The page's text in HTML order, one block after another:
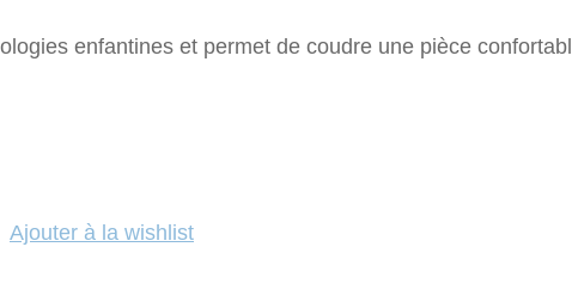
enfantines et permet de coudre une pièce
Ajouter à la wishlist